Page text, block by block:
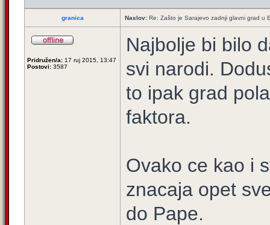
granica Naslov: Re: Zašto je Sarajevo zadnji glavni grad u
Pridružen/a: 17 ruj 2015, 13:47
Postovi: 3587
Najbolje bi bilo
svi narodi.
to ipak grad
faktora.
Ovako ce kao i
znacaja opet
do Pape.